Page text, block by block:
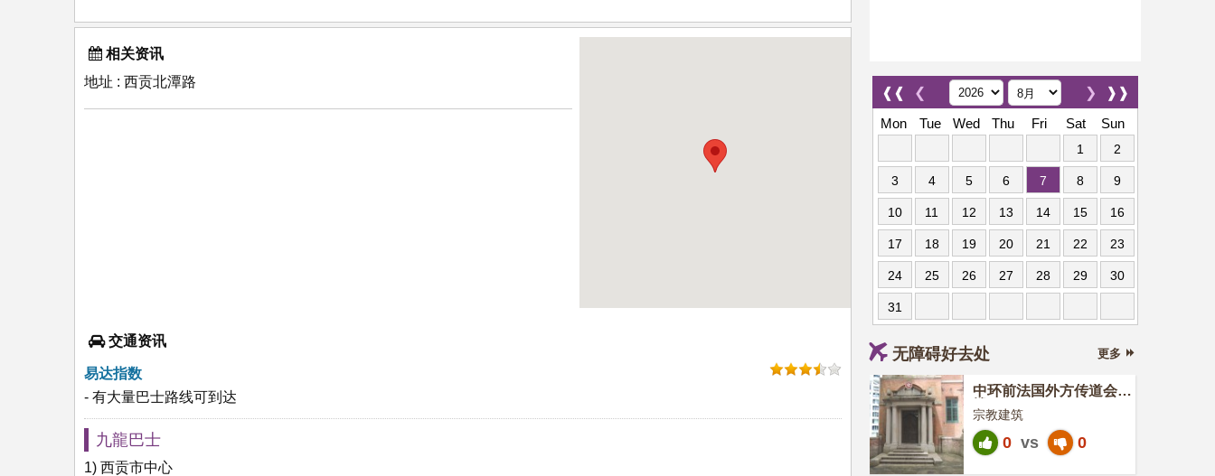
相关资讯
地址 : 西贡北潭路
交通资讯
易达指数
- 有大量巴士路线可到达
九龍巴士
1) 西贡市中心
❰❰ ❮ ❱❱
❯
Mon
Tue Wed Thu Fri Sat Sun
1 2
3 4 5 6 7 8 9
10 11 12 13 14 15 16
17 18 19 20 21 22 23
24 25 26 27 28 29 30
31
无障碍好去处 更多
中环前法国外方传道会大
楼
宗教建筑
0 vs 0